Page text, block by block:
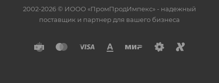
2002-2026 © ИООО «ПромПродИмпекс» - надежный
поставщик и партнер для вашего бизнеса